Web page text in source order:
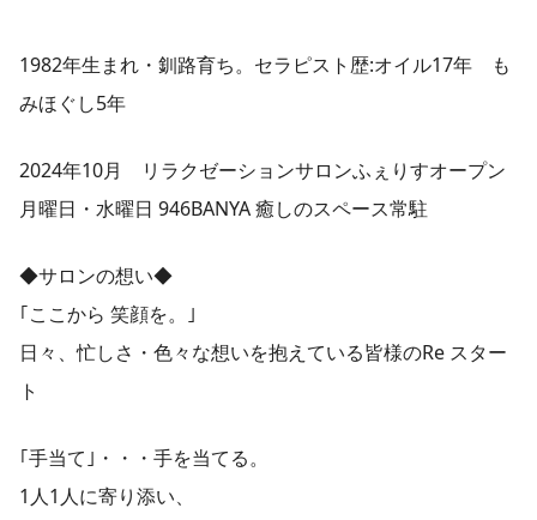
1982年生まれ・釧路育ち。セラピスト歴:オイル17年 も
みほぐし5年
2024年10月 リラクゼーションサロンふぇりすオープン
月曜日・水曜日 946BANYA 癒しのスペース常駐
◆サロンの想い◆
｢ここから 笑顔を。｣
日々、忙しさ・色々な想いを抱えている皆様のRe スター
ト
｢手当て｣・・・手を当てる。
1人1人に寄り添い、